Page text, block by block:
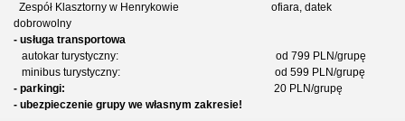
Zespół Klasztorny w Henrykowie ofiara, datek
dobrowolny
- usługa transportowa
autokar turystyczny: od 799 PLN/grupę
minibus turystyczny: od 599 PLN/grupę
- parkingi: 20 PLN/grupę
- ubezpieczenie grupy we własnym zakresie!